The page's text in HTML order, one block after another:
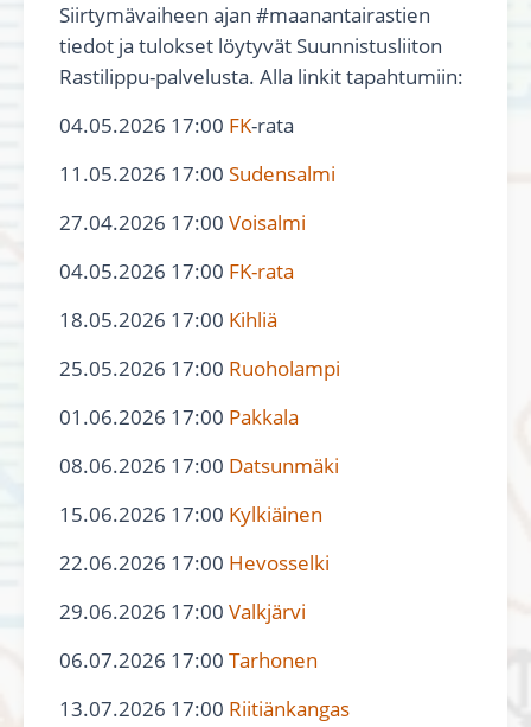
Siirtymävaiheen ajan #maanantairastien
tiedot ja tulokset löytyvät Suunnistusliiton
Rastilippu-palvelusta. Alla linkit tapahtumiin:
04.05.2026 17:00 FK-rata
11.05.2026 17:00 Sudensalmi
27.04.2026 17:00 Voisalmi
04.05.2026 17:00 FK-rata
18.05.2026 17:00 Kihliä
25.05.2026 17:00 Ruoholampi
01.06.2026 17:00 Pakkala
08.06.2026 17:00 Datsunmäki
15.06.2026 17:00 Kylkiäinen
22.06.2026 17:00 Hevosselki
29.06.2026 17:00 Valkjärvi
06.07.2026 17:00 Tarhonen
13.07.2026 17:00 Riitiänkangas